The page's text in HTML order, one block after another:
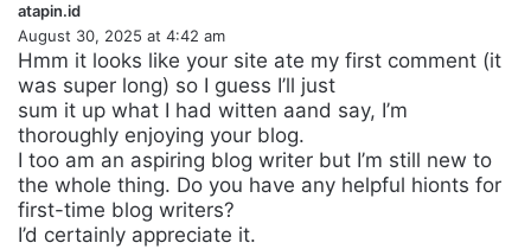
atapin.id
a
y
s
:
August 30, 2025 at 4:42 am
Hmm іt looks likе your site ate my first comment (it
was super long) so I guess I’ll just
sum it up what I had witten aand say, I’m
thoroughly enjoying your blog.
I too am an aspiring blog writer but I’m still new to
the whole thіng. Do you have any helpful hіonts for
first-time bⅼog writers?
I’d certainly appreciate it.